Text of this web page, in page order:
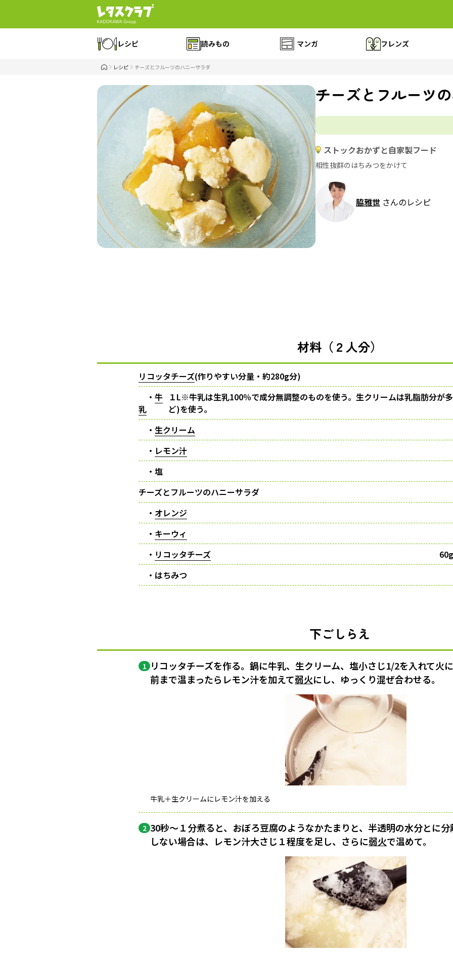
レシピ 読みもの マンガ フレンズ
レシピ チーズとフルーツのハニーサラダ
チーズとフルーツ
ストックおかずと自家製フード
相性抜群のはちみつをかけて
脇雅世 さんのレシピ
材料（２人分）
リコッタチーズ(作りやすい分量・約280g分)
・ 牛
乳
１L※牛乳は生乳100％で成分無調整のものを使う。生クリームは乳脂肪分が
ど)を使う。
・ 生クリーム
・ レモン汁
・塩
チーズとフルーツのハニーサラダ
・ オレンジ
・ キーウィ
・ リコッタチーズ
・はちみつ
下ごしらえ
1 リコッタチーズを作る。鍋に牛乳、生クリーム、塩小さじ1/2を入れて火
前まで温まったらレモン汁を加えて弱火にし、ゆっくり混ぜ合わせる。
牛乳＋生クリームにレモン汁を加える
2 30秒〜１分煮ると、おぼろ豆腐のようなかたまりと、半透明の水分とに
しない場合は、レモン汁大さじ１程度を足し、さらに弱火で温めて。